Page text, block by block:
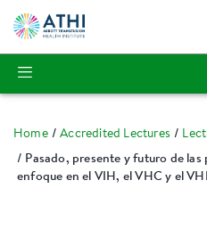
Home Accredited Lectures
Pasado, presente y futuro de las
enfoque en el VIH, el VHC y el